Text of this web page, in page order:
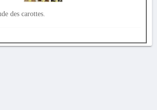
des carottes.